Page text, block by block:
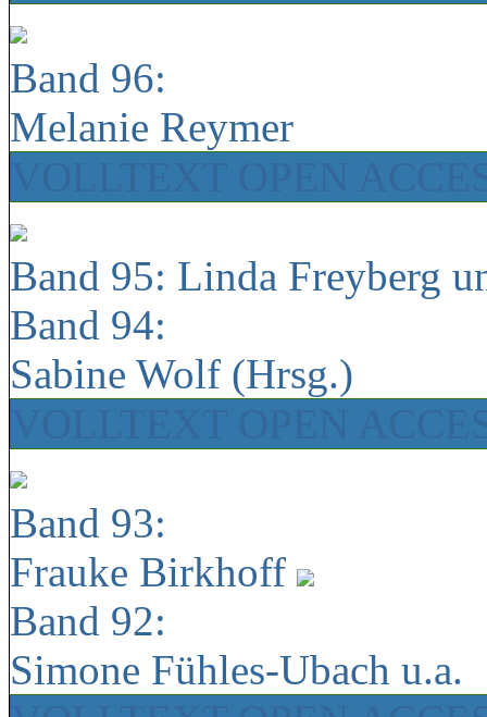
Band 96:
Melanie Reymer
Band 95: Linda Freyberg
Band 94:
Sabine Wolf (Hrsg.)
Band 93:
Frauke Birkhoff
Band 92:
Simone Fühles-Ubach u.a.